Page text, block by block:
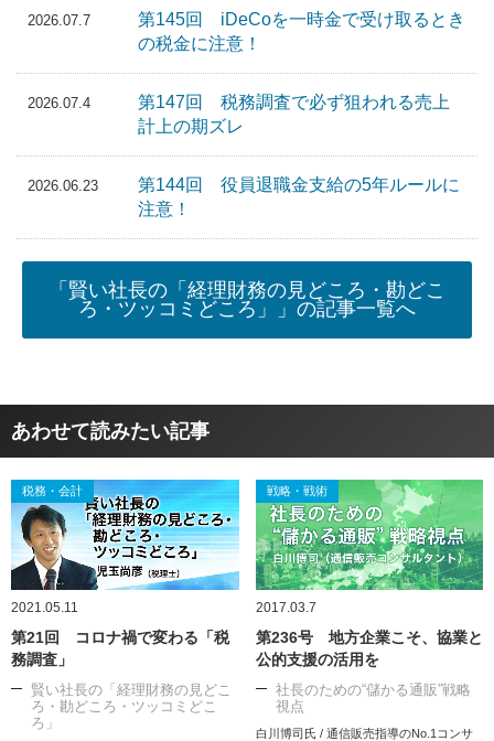
2026.07.7
第145回 iDeCoを一時金で受け取るとき
の税金に注意！
2026.07.4
第147回 税務調査で必ず狙われる売上
計上の期ズレ
2026.06.23
第144回 役員退職金支給の5年ルールに
注意！
「賢い社長の「経理財務の見どころ・勘どこ
ろ・ツッコミどころ」」の記事一覧へ
あわせて読みたい記事
税務・会計
2021.05.11
第21回 コロナ禍で変わる「税
務調査」
賢い社長の「経理財務の見どこ
ろ・勘どころ・ツッコミどこ
ろ」
戦略・戦術
2017.03.7
第236号 地方企業こそ、協業と
公的支援の活用を
社長のための“儲かる通販”戦略
視点
白川博司氏 / 通信販売指導のNo.1コンサ